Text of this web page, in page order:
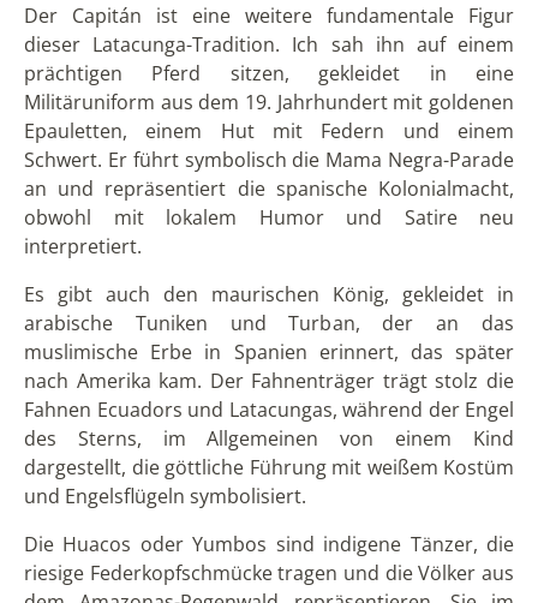
Der Capitán ist eine weitere fundamentale Figur
dieser Latacunga-Tradition. Ich sah ihn auf einem
prächtigen Pferd sitzen, gekleidet in eine
Militäruniform aus dem 19. Jahrhundert mit goldenen
Epauletten, einem Hut mit Federn und einem
Schwert. Er führt symbolisch die Mama Negra-Parade
an und repräsentiert die spanische Kolonialmacht,
obwohl mit lokalem Humor und Satire neu
interpretiert.
Es gibt auch den maurischen König, gekleidet in
arabische Tuniken und Turban, der an das
muslimische Erbe in Spanien erinnert, das später
nach Amerika kam. Der Fahnenträger trägt stolz die
Fahnen Ecuadors und Latacungas, während der Engel
des Sterns, im Allgemeinen von einem Kind
dargestellt, die göttliche Führung mit weißem Kostüm
und Engelsflügeln symbolisiert.
Die Huacos oder Yumbos sind indigene Tänzer, die
riesige Federkopfschmücke tragen und die Völker aus